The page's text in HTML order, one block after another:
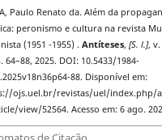
Paulo Renato da. Além da
peronismo e cultura na revista
(1951 -1955) .Antíteses,[S. l.], v.
64–88, 2025. DOI: 10.5433/1984-
88. Disponível em:
ojs.uel.br/revistas/uel/index.php/
view/52564. Acesso em: 6 ago.